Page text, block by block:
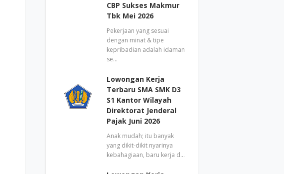
CBP Sukses Makmur
Tbk Mei 2026
Pekerjaan yang sesuai
dengan minat & tipe
kepribadian adalah idaman
se…
Lowongan Kerja
Terbaru SMA SMK D3
S1 Kantor Wilayah
Direktorat Jenderal
Pajak Juni 2026
Anak mudah; itu banyak
yang dikit-dikit nyarinya
kebahagiaan, baru kerja d…